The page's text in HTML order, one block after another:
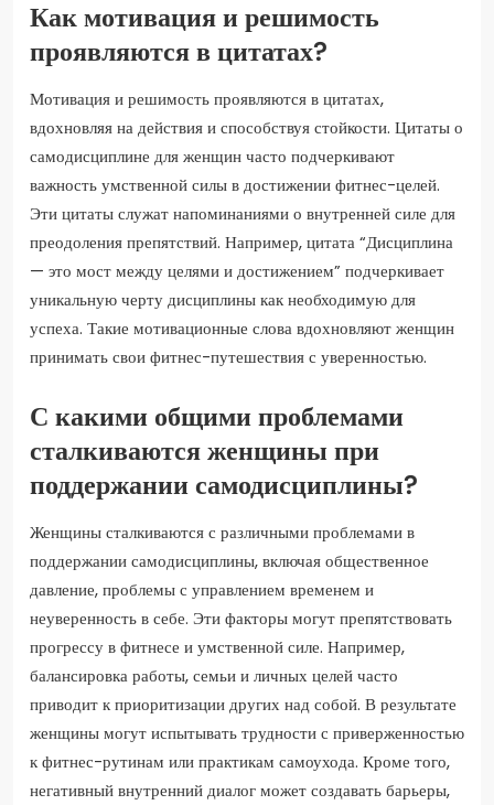
Как мотивация и решимость
проявляются в цитатах?
Мотивация и решимость проявляются в цитатах,
вдохновляя на действия и способствуя стойкости. Цитаты о
самодисциплине для женщин часто подчеркивают
важность умственной силы в достижении фитнес-целей.
Эти цитаты служат напоминаниями о внутренней силе для
преодоления препятствий. Например, цитата “Дисциплина
— это мост между целями и достижением” подчеркивает
уникальную черту дисциплины как необходимую для
успеха. Такие мотивационные слова вдохновляют женщин
принимать свои фитнес-путешествия с уверенностью.
С какими общими проблемами
сталкиваются женщины при
поддержании самодисциплины?
Женщины сталкиваются с различными проблемами в
поддержании самодисциплины, включая общественное
давление, проблемы с управлением временем и
неуверенность в себе. Эти факторы могут препятствовать
прогрессу в фитнесе и умственной силе. Например,
балансировка работы, семьи и личных целей часто
приводит к приоритизации других над собой. В результате
женщины могут испытывать трудности с приверженностью
к фитнес-рутинам или практикам самоухода. Кроме того,
негативный внутренний диалог может создавать барьеры,